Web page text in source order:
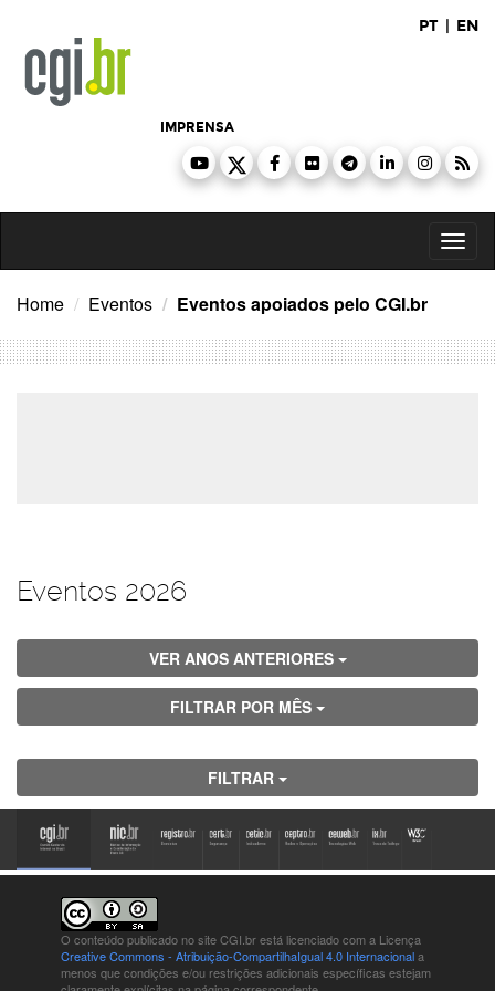
conteúdo
PT | EN
IMPRENSA
Home Eventos Eventos apoiados pelo CGI.br
Eventos 2026
VER ANOS ANTERIORES
FILTRAR POR MÊS
FILTRAR
O conteúdo publicado no site CGI.br está licenciado com a Licença
Creative Commons - Atribuição-CompartilhaIgual 4.0 Internacionala
menos que condições e/ou restrições adicionais específicas estejam